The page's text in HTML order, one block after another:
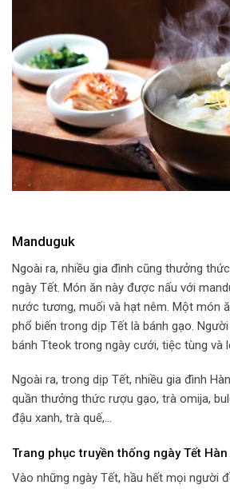
Manduguk
Ngoài ra, nhiều gia đình cũng thưởng
ngày Tết. Món ăn này được nấu với
nước tương, muối và hạt nêm. Một món
phổ biến trong dịp Tết là bánh gạo.
bánh Tteok trong ngày cưới, tiệc tùng và
Ngoài ra, trong dịp Tết, nhiều gia đình
quần thưởng thức rượu gạo, trà omija,
đậu xanh, trà quế,…
Trang phục truyền thống ngày Tết Hàn
Vào những ngày Tết, hầu hết mọi người